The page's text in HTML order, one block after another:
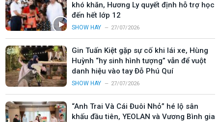
khó khăn, Hương Ly quyết định hỗ trợ học
đến hết lớp 12
SHOW HAY 27/07/2026
Gin Tuấn Kiệt gặp sự cố khi lái xe, Hùng
Huỳnh “hy sinh hình tượng” vẫn để vuột
danh hiệu vào tay Đỗ Phú Quí
SHOW HAY 27/07/2026
“Anh Trai Và Cái Đuôi Nhỏ” hé lộ sân
khấu đầu tiên, YEOLAN và Vương Bình gia